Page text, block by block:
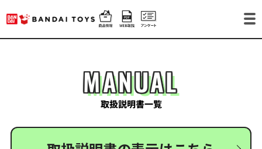
MANUAL
取扱説明書一覧